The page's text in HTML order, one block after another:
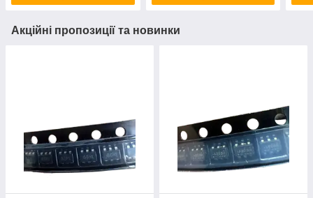
Акційні пропозиції та новинки